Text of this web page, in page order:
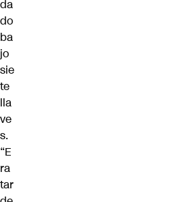
da
do
ba
jo
sie
te
lla
ve
s.
“E
ra
tar